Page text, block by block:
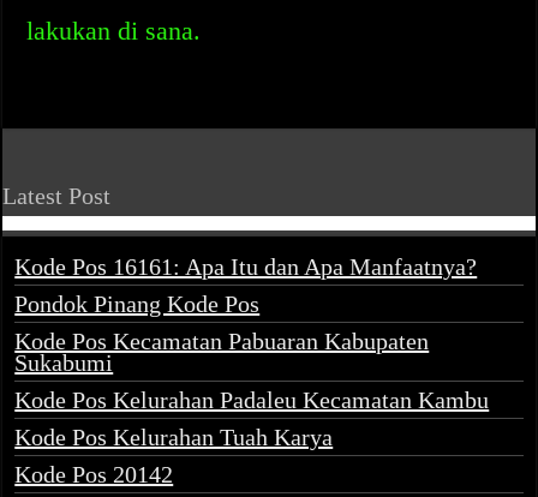
lakukan di sana.
Latest Post
Kode Pos 16161: Apa Itu dan Apa Manfaatnya?
Pondok Pinang Kode Pos
Kode Pos Kecamatan Pabuaran Kabupaten
Sukabumi
Kode Pos Kelurahan Padaleu Kecamatan Kambu
Kode Pos Kelurahan Tuah Karya
Kode Pos 20142